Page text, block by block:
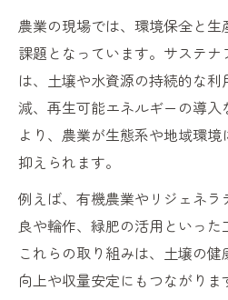
農業の現場では、環境保全と
課題となっています。サステ
は、土壌や水資源の持続的な
減、再生可能エネルギーの導
より、農業が生態系や地域環
抑えられます。
例えば、有機農業やリジェネ
良や輪作、緑肥の活用といった
これらの取り組みは、土壌の
向上や収量安定にもつながり